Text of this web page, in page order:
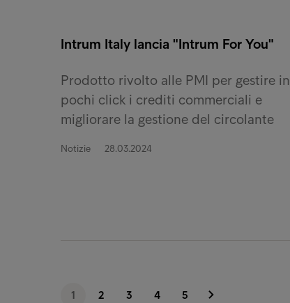
Intrum Italy lancia "Intrum For You"
Prodotto rivolto alle PMI per gestire in
pochi click i crediti commerciali e
migliorare la gestione del circolante
Notizie 28.03.2024
1 2 3 4 5